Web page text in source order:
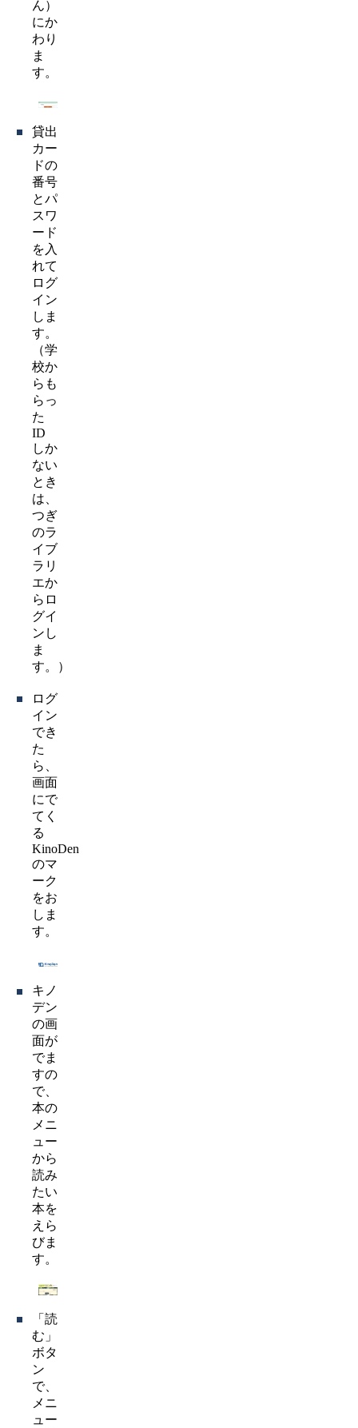
ん）
にか
わり
ま
す。
貸出
カー
ドの
番号
とパ
スワ
ード
を入
れて
ログ
イン
しま
す。
（学
校か
らも
らっ
た
ID
しか
ない
とき
は、
つぎ
のラ
イブ
ラリ
エか
らロ
グイ
ンし
ま
す。）
ログ
イン
でき
た
ら、
画面
にで
てく
る
KinoDen
のマ
ーク
をお
しま
す。
キノ
デン
の画
面が
でま
すの
で、
本の
メニ
ュー
から
読み
たい
本を
えら
びま
す。
「読
む」
ボタ
ン
で、
メニ
ュー